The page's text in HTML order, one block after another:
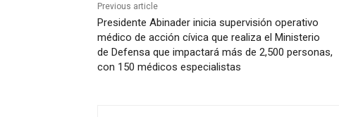
Previous article
Presidente Abinader inicia supervisión operativo
médico de acción cívica que realiza el Ministerio
de Defensa que impactará más de 2,500 personas,
con 150 médicos especialistas